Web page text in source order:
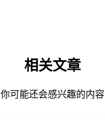
相关文章
你可能还会感兴趣的内容